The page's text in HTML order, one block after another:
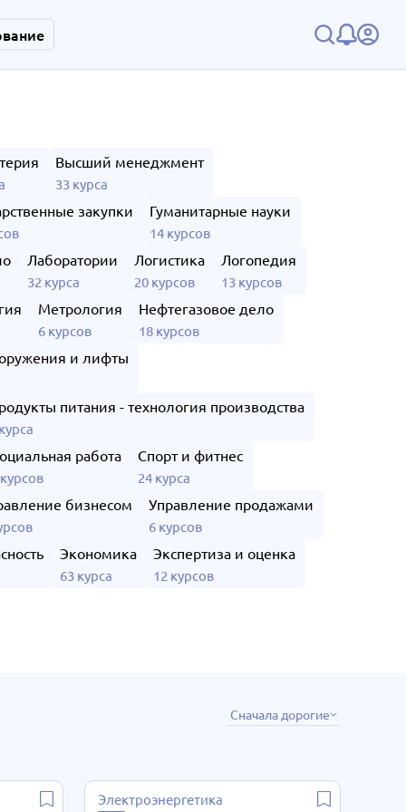
Высший менеджмент
33 курса
закупки Гуманитарные науки
14 курсов
Лаборатории
32 курса
Логистика
20 курсов
Логопедия
13 курсов
Метрология
6 курсов
Нефтегазовое дело
18 курсов
и лифты
питания - технология производства
работа Спорт и фитнес
24 курса
бизнесом Управление продажами
6 курсов
Экономика
63 курса
Экспертиза и оценка
12 курсов
Сначала дорогие
Электроэнергетика